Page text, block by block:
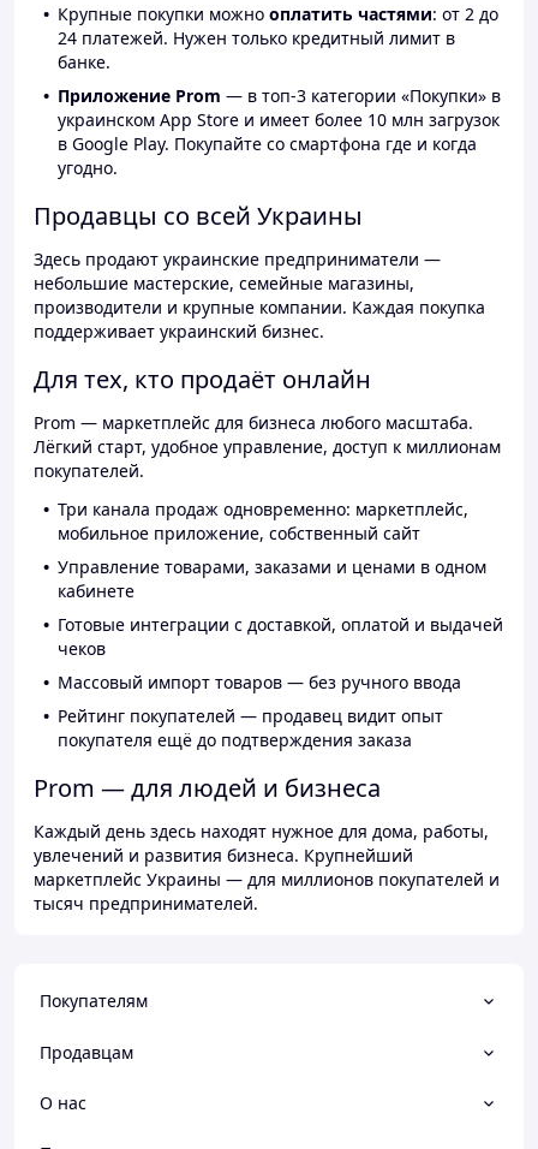
Крупные покупки можно оплатить частями: от 2 до
24 платежей. Нужен только кредитный лимит в
банке.
Приложение Prom — в топ-3 категории «Покупки» в
украинском App Store и имеет более 10 млн загрузок
в Google Play. Покупайте со смартфона где и когда
угодно.
Продавцы со всей Украины
Здесь продают украинские предприниматели —
небольшие мастерские, семейные магазины,
производители и крупные компании. Каждая покупка
поддерживает украинский бизнес.
Для тех, кто продаёт онлайн
Prom — маркетплейс для бизнеса любого масштаба.
Лёгкий старт, удобное управление, доступ к миллионам
покупателей.
Три канала продаж одновременно: маркетплейс,
мобильное приложение, собственный сайт
Управление товарами, заказами и ценами в одном
кабинете
Готовые интеграции с доставкой, оплатой и выдачей
чеков
Массовый импорт товаров — без ручного ввода
Рейтинг покупателей — продавец видит опыт
покупателя ещё до подтверждения заказа
Prom — для людей и бизнеса
Каждый день здесь находят нужное для дома, работы,
увлечений и развития бизнеса. Крупнейший
маркетплейс Украины — для миллионов покупателей и
тысяч предпринимателей.
Покупателям
Продавцам
О нас